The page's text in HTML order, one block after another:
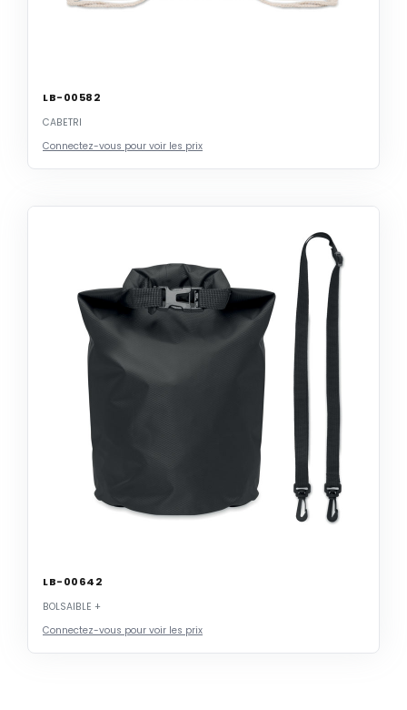
LB-00582
CABETRI
Connectez-vous pour voir les prix
LB-00642
BOLSAIBLE +
Connectez-vous pour voir les prix